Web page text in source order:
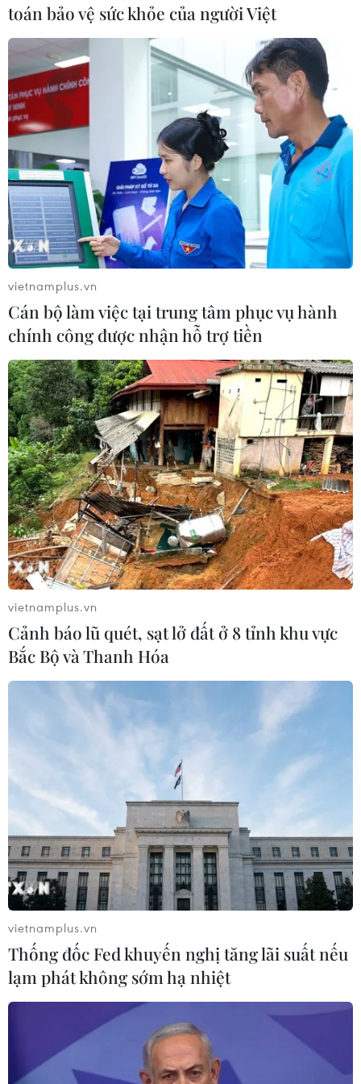
Thống đốc bang Jharkhand-cũng là người phụ
nữ đầu tiên giữ chức vụ này. Bà được đánh giá
là chính trị gia giàu kinh nghiệm có kiến thức
sâu rộng.
Tổng thống Ấn Độ có nhiệm kỳ 5 năm, đảm
nhiệm cương vị Tư lệnh tối cao các lực lượng vũ
trang và phê chuẩn tất cả các luật mới, cũng
như đóng vai trò dẫn dắt tiến trình thành lập
chính phủ./.
(TTXVN/Vietnam+)
#Tổng thống Ấn Độ
#Nhậm chức
#bà Droupadi Murmu
#tuyên thệ Ấn Độ
Theo dõi VietnamPlus
Cử tri Ấn Độ bắt đầu đi bỏ phiếu bầu cử
Tổng thống thứ 15
toán bảo vệ sức khỏe của người Việt
vietnamplus.vn
Cán bộ làm việc tại trung tâm phục vụ hành
chính công được nhận hỗ trợ tiền
vietnamplus.vn
Cảnh báo lũ quét, sạt lở đất ở 8 tỉnh khu vực
Bắc Bộ và Thanh Hóa
vietnamplus.vn
Thống đốc Fed khuyến nghị tăng lãi suất nếu
lạm phát không sớm hạ nhiệt